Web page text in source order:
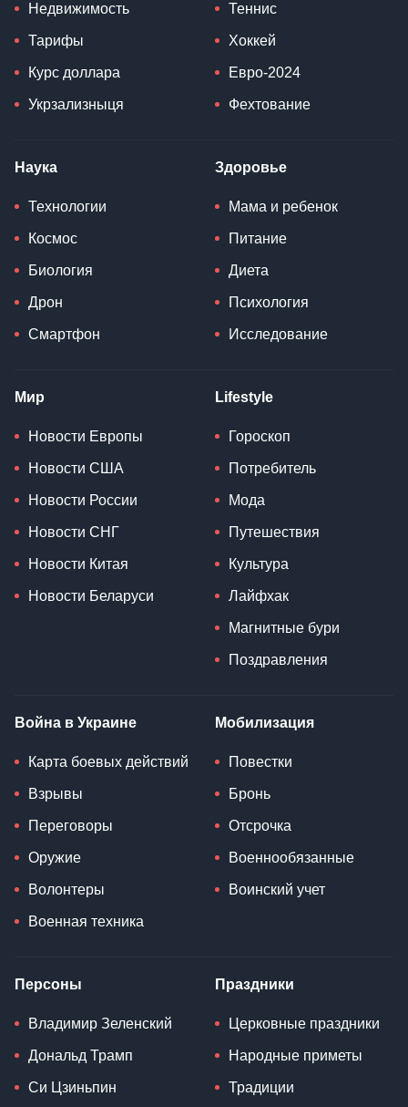
Недвижимость
Тарифы
Курс доллара
Укрзализныця
Теннис
Хоккей
Евро-2024
Фехтование
Наука
Технологии
Космос
Биология
Дрон
Смартфон
Здоровье
Мама и ребенок
Питание
Диета
Психология
Исследование
Мир
Новости Европы
Новости США
Новости России
Новости СНГ
Новости Китая
Новости Беларуси
Lifestyle
Гороскоп
Потребитель
Мода
Путешествия
Культура
Лайфхак
Магнитные бури
Поздравления
Война в Украине
Карта боевых действий
Взрывы
Переговоры
Оружие
Волонтеры
Военная техника
Мобилизация
Повестки
Бронь
Отсрочка
Военнообязанные
Воинский учет
Персоны
Владимир Зеленский
Дональд Трамп
Си Цзиньпин
Праздники
Церковные праздники
Народные приметы
Традиции